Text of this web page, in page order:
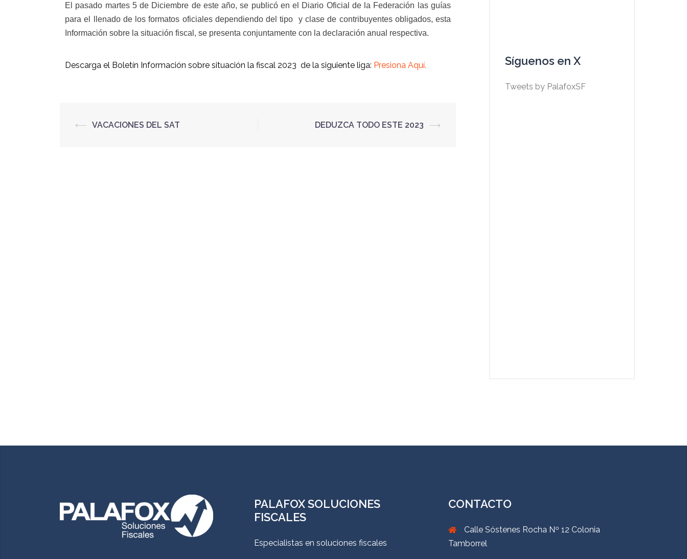
El pasado martes 5 de Diciembre de este año, se publicó en el Diario Oficial de la Federación las guías
para el llenado de los formatos oficiales dependiendo del tipo
y clase de contribuyentes obligados, esta
Información sobre la situación fiscal, se presenta conjuntamente con la declaración anual respectiva.
Descarga el Boletín Información sobre situación la fiscal 2023 de la siguiente liga: Presiona Aquí.
⟵ VACACIONES DEL SAT DEDUZCA TODO ESTE 2023 ⟶
Síguenos en X
Tweets by PalafoxSF
PALAFOX SOLUCIONES
FISCALES
Especialistas en soluciones fiscales
CONTACTO
Calle Sóstenes Rocha Nº 12 Colonia
Tamborrel